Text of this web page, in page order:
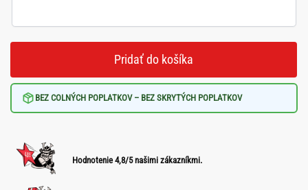
Pridať do košíka
BEZ COLNÝCH POPLATKOV – BEZ SKRYTÝCH POPLATKOV
Hodnotenie 4,8/5 našimi zákazníkmi.